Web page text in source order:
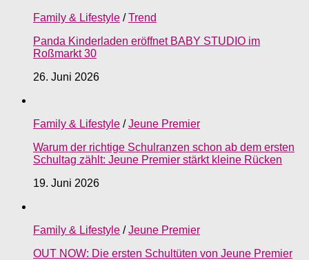
Family & Lifestyle /Trend
Panda Kinderladen eröffnet BABY STUDIO im
Roßmarkt 30
26. Juni 2026
Family & Lifestyle /Jeune Premier
Warum der richtige Schulranzen schon ab dem ersten
Schultag zählt: Jeune Premier stärkt kleine Rücken
19. Juni 2026
Family & Lifestyle /Jeune Premier
OUT NOW: Die ersten Schultüten von Jeune Premier